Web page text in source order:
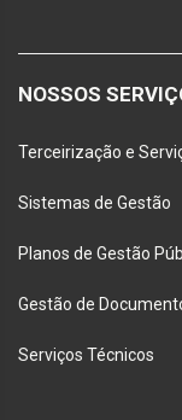
NOSSOS
Terceirização e
Sistemas de Gestão
Planos de Gestão
Gestão de
Serviços Técnicos